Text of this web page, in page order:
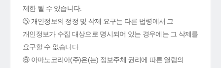
제한 될 수 있습니다.
⑤ 개인정보의 정정 및 삭제 요구는 다른 법령에서 그
개인정보가 수집 대상으로 명시되어 있는 경우에는 그 삭제를
요구할 수 없습니다.
⑥ 아마노코리아(주)은(는) 정보주체 권리에 따른 열람의